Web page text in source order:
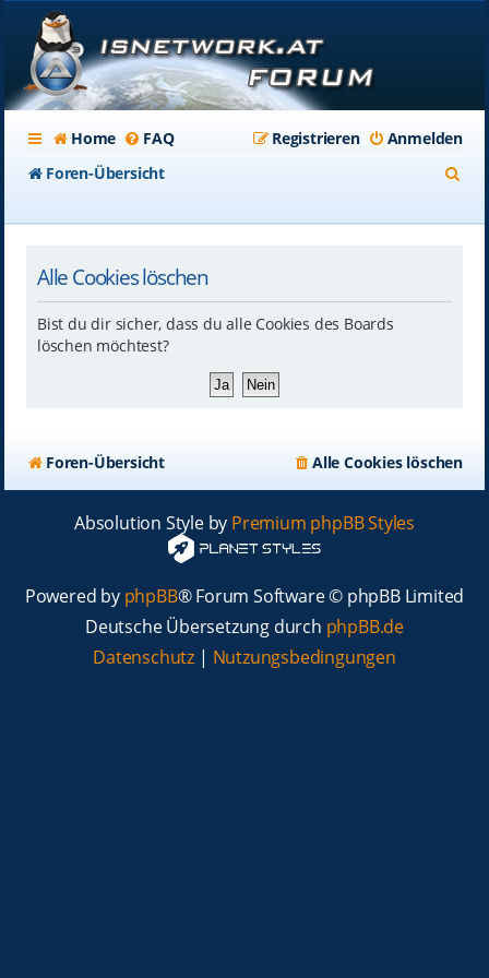
Home FAQ Anmelden
Registrieren
Foren-Übersicht
Alle Cookies löschen
Bist du dir sicher, dass du alle Cookies des Boards
löschen möchtest?
Foren-Übersicht Alle Cookies löschen
Absolution Style by Premium phpBB Styles
Powered by phpBB® Forum Software © phpBB Limited
Deutsche Übersetzung durch phpBB.de
Datenschutz | Nutzungsbedingungen